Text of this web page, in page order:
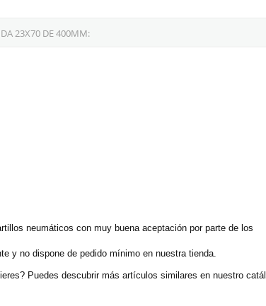
23X70 DE 400MM:
neumáticos con muy buena aceptación por parte de los
y no dispone de pedido mínimo en nuestra tienda.
Puedes descubrir más artículos similares en nuestro